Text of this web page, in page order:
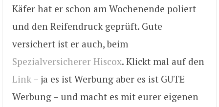
Käfer hat er schon am Wochenende poliert
und den Reifendruck geprüft. Gute
versichert ist er auch, beim
Spezialversicherer Hiscox. Klickt mal auf den
Link – ja es ist Werbung aber es ist GUTE
Werbung – und macht es mit eurer eigenen